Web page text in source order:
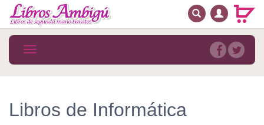
MENÚ PRINCIPAL
Novedades
MATERIAS
BUSCAR
Toggle
navigation
Libros de Informática